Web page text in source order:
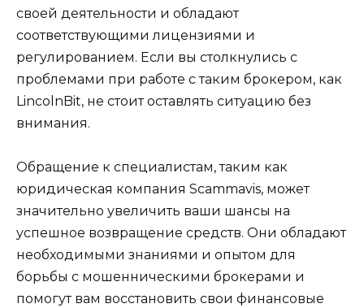
своей деятельности и обладают
соответствующими лицензиями и
регулированием. Если вы столкнулись с
проблемами при работе с таким брокером, как
LincolnBit, не стоит оставлять ситуацию без
внимания.
Обращение к специалистам, таким как
юридическая компания Scammavis, может
значительно увеличить ваши шансы на
успешное возвращение средств. Они обладают
необходимыми знаниями и опытом для
борьбы с мошенническими брокерами и
помогут вам восстановить свои финансовые